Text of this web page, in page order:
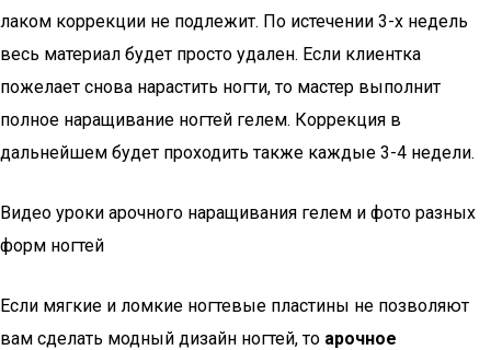
лаком коррекции не подлежит. По истечении 3-х недель
весь материал будет просто удален. Если клиентка
пожелает снова нарастить ногти, то мастер выполнит
полное наращивание ногтей гелем. Коррекция в
дальнейшем будет проходить также каждые 3-4 недели.
Видео уроки арочного наращивания гелем и фото разных
форм ногтей
Если мягкие и ломкие ногтевые пластины не позволяют
вам сделать модный дизайн ногтей, то арочное